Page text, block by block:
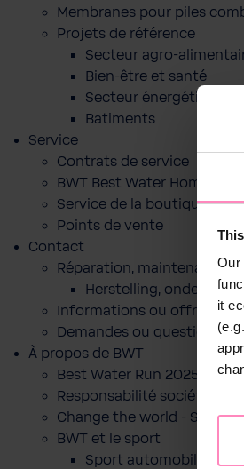
Our
it
Membranes pour piles
Projets de référence
Secteur agro-
Bien-être et santé
Secteur énergétique
Batiments
Service
Contrats de service
BWT Best Water Home App
Service de la boutique en
Points de vente
Contact
Réparation, maintenance
Herstelling,
Informations ou offre pour
Demandes ou questions
À propos de BWT
Best Water Run 2025
Responsabilité sociétale
Change the world - Sip by
BWT et le sport
Sport automobile